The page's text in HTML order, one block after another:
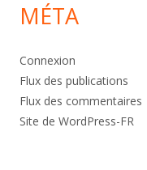
MÉTA
Connexion
Flux des publications
Flux des commentaires
Site de WordPress-FR